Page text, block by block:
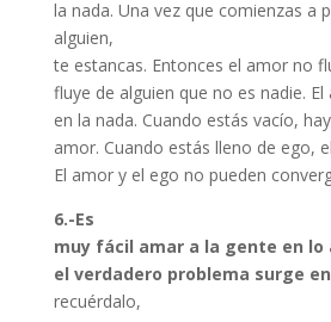
la nada. Una vez que comienzas a
alguien,
te estancas. Entonces el amor no
fluye de alguien que no es nadie.
en la nada. Cuando estás vacío, hay
amor. Cuando estás lleno de ego,
El amor y el ego no pueden
6.-Es
muy fácil amar a la gente en
el verdadero problema surge
recuérdalo,